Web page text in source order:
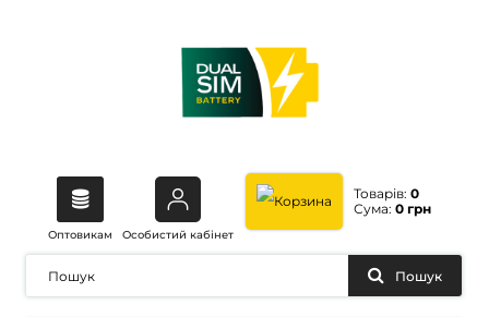
Оптовикам Особистий кабінет
Товарів: 0
Сума: 0 грн
Пошук